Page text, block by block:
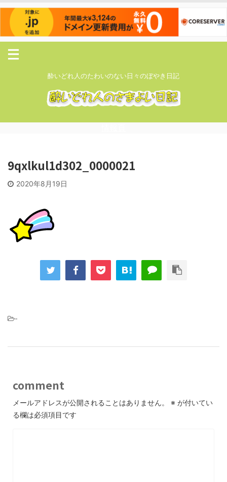
酔いどれ人のたわいのない日々のぼやき日記
9qxlkul1d302_0000021
2020年8月19日
-
comment
メールアドレスが公開されることはありません。 ※ が付いてい
る欄は必須項目です